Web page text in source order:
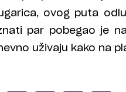
ovog puta
par pobegao je
uživaju kako na